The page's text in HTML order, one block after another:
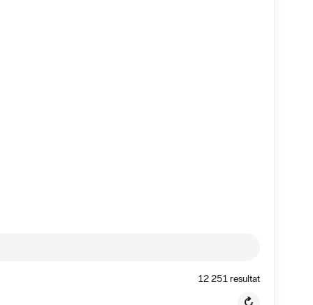
12 251resultat